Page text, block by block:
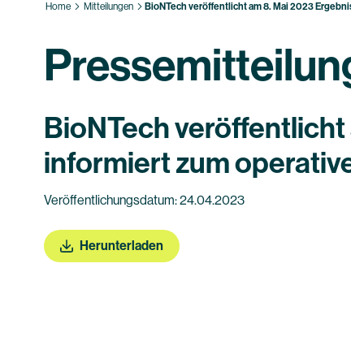
Home Mitteilungen BioNTech veröffentlicht am 8. Mai 2023
BioNTech veröffentlicht
informiert zum
Veröffentlichungsdatum: 24.04.2023
Herunterladen